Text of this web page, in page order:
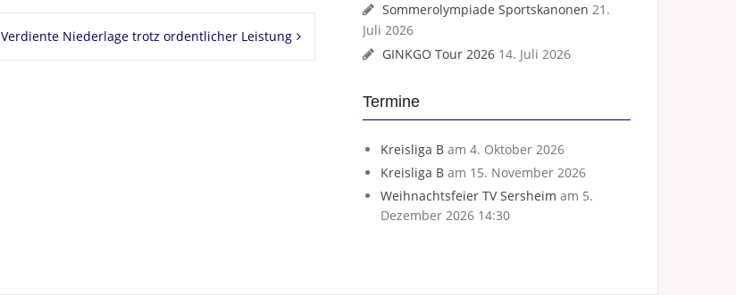
Verdiente Niederlage trotz ordentlicher Leistung
Sommerolympiade Sportskanonen 21.
Juli 2026
GINKGO Tour 2026 14. Juli 2026
Termine
Kreisliga B am 4. Oktober 2026
Kreisliga B am 15. November 2026
Weihnachtsfeier TV Sersheim am 5.
Dezember 2026 14:30